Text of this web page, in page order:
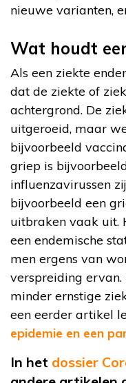
nieuwe varianten,
Wat houdt
Als een ziekte
dat de ziekte of
achtergrond. De
uitgeroeid, maar
bijvoorbeeld
griep is
influenzavirussen
bijvoorbeeld een
uitbraken vaak uit.
een endemische
men ergens van
verspreiding
minder ernstige
een eerder artikel
epidemie en een
In het dossier